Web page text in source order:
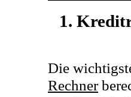
1.
Die
Rechner